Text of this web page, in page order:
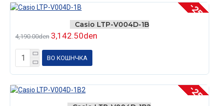
-25 %
Casio LTP-V004D-1B
4,190.00den 3,142.50den
ВО КОШНЧКА
-25 %